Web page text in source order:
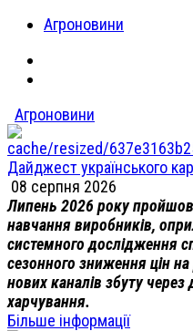
Агроновини
Агроновини
Дайджест українського
08 серпня 2026
Липень 2026 року
навчання виробників,
системного дослідження
сезонного зниження цін
нових каналів збуту через
харчування.
Більше інформації